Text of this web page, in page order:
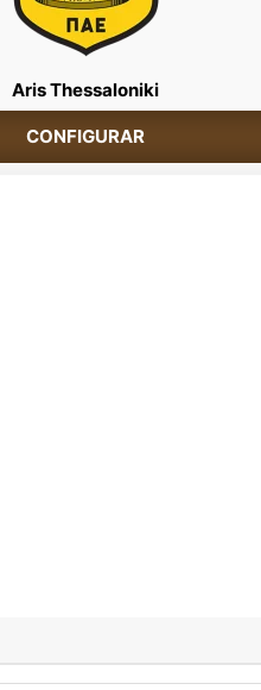
Aris Thessaloniki
CONFIGURAR